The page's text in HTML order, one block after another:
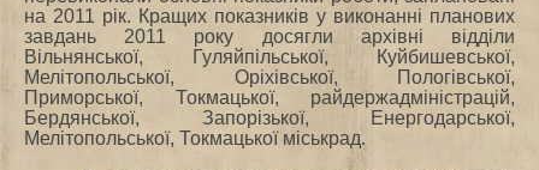
на 2011 рік. Кращих показників у виконанні планових
завдань 2011 року досягли архівні відділи
Вільнянської, Гуляйпільської, Куйбишевської,
Мелітопольської, Оріхівської, Пологівської,
Приморської, Токмацької, райдержадміністрацій,
Бердянської, Запорізької,
Енергодарської,
Мелітопольської, Токмацької міськрад.